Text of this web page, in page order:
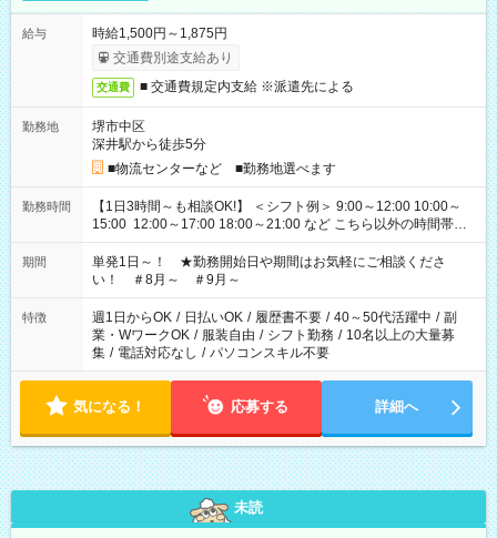
給与
時給1,500円～1,875円
交通費別途支給あり
交通費 ■ 交通費規定内支給 ※派遣先による
勤務地
堺市中区
深井駅から徒歩5分
■物流センターなど ■勤務地選べます
勤務時間
【1日3時間～も相談OK!】 ＜シフト例＞ 9:00～12:00 10:00～
15:00 12:00～17:00 18:00～21:00 など こちら以外の時間帯も
お気軽にご相談ください！
期間
単発1日～！ ★勤務開始日や期間はお気軽にご相談くださ
い！ ＃8月～ ＃9月～
特徴 週1日からOK / 日払いOK / 履歴書不要 / 40～50代活躍中 / 副
業・WワークOK / 服装自由 / シフト勤務 / 10名以上の大量募
集 / 電話対応なし / パソコンスキル不要
気になる！ 応募する 詳細へ
未読